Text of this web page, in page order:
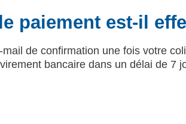
paiement est-il
de confirmation une fois votre
bancaire dans un délai de 7